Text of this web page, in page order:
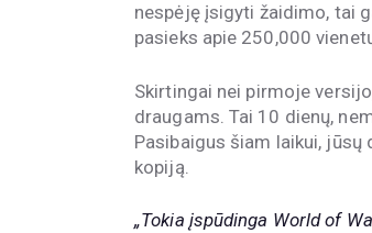
nespėję įsigyti žaidimo, tai
pasieks apie 250,000
Skirtingai nei pirmoje
draugams. Tai 10 dienų,
Pasibaigus šiam laikui, jūsų
kopiją.
„Tokia įspūdinga World of